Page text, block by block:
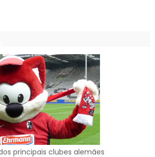
principais clubes alemães